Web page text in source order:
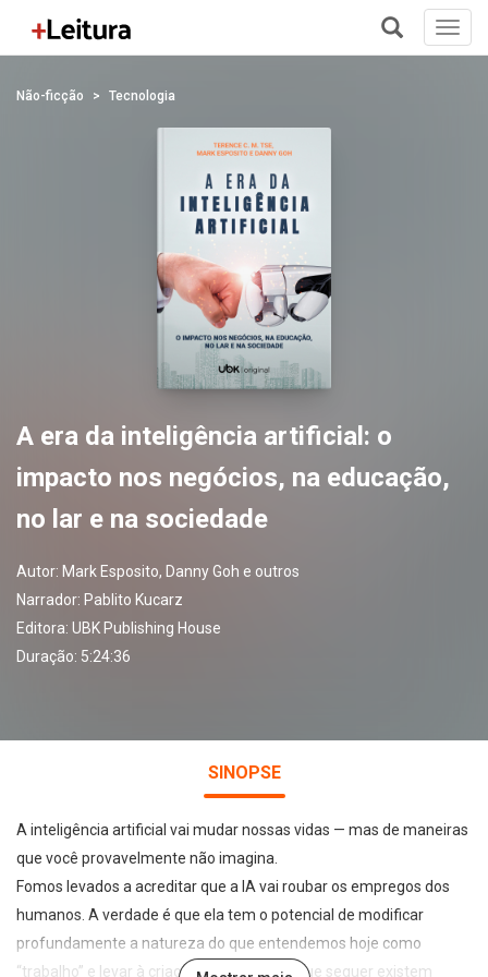
Não-ficção Tecnologia
A era da inteligência artificial: o
impacto nos negócios, na educação,
no lar e na sociedade
Autor: Mark Esposito, Danny Goh e outros
Narrador: Pablito Kucarz
Editora: UBK Publishing House
Duração: 5:24:36
SINOPSE
A inteligência artificial vai mudar nossas vidas — mas de maneiras
que você provavelmente não imagina.
Fomos levados a acreditar que a IA vai roubar os empregos dos
humanos. A verdade é que ela tem o potencial de modificar
profundamente a natureza do que entendemos hoje como
“trabalho” e levar à criação de empregos que sequer existem